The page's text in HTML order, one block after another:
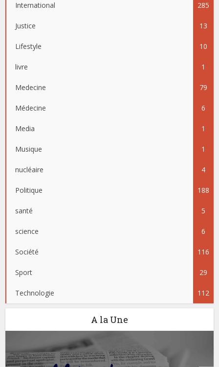
International 285
Justice 13
Lifestyle 10
livre 1
Medecine 79
Médecine 6
Media 1
Musique 1
nucléaire 4
Politique 188
santé 5
science 6
Société 116
Sport 29
Technologie 112
A la Une